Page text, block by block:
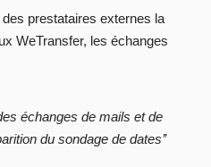
prestataires externes la
WeTransfer, les échanges
échanges de mails et de
du sondage de dates’’